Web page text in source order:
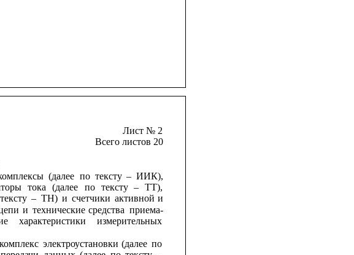
Лист № 2
Всего листов 20
(далее по тексту – ИИК),
тока (далее по тексту –
ТТ),
тексту – ТН) и счетчики активной и
и технические средства приема-
характеристики
измерительных
комплекс электроустановки (далее по